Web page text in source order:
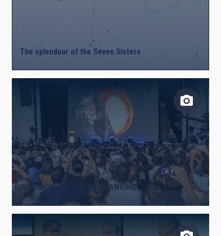
ORDER
The splendour of the Seven Sisters
IN MEMORIAM: STEPHEN HAWKING